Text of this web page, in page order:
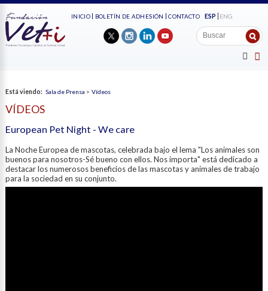
INICIO BOLETÍN DE ADHESIÓN CONTACTO ESP ENG
Está viendo: Sala de Prensa > Vídeos
VÍDEOS
European Pet Night - We care
La Noche Europea de mascotas, celebrada bajo el lema "Los animales son
buenos para nosotros-Sé bueno con ellos. Nos importa" está dedicado a
destacar los numerosos beneficios de las mascotas y animales de trabajo
para la sociedad en su conjunto.